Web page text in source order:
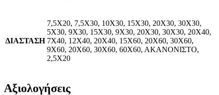
ΔΙΑΣΤΑΣΗ
7,5Χ20, 7,5Χ30, 10Χ30, 15Χ30, 20Χ30, 30Χ30,
5Χ30, 9Χ30, 15Χ30, 9Χ30, 20Χ30, 30Χ30, 20Χ40,
7Χ40, 12Χ40, 20Χ40, 15Χ60, 20Χ60, 30Χ60,
9Χ60, 20Χ60, 30Χ60, 60Χ60, ΑΚΑΝΟΝΙΣΤΟ,
2,5Χ20
Αξιολογήσεις